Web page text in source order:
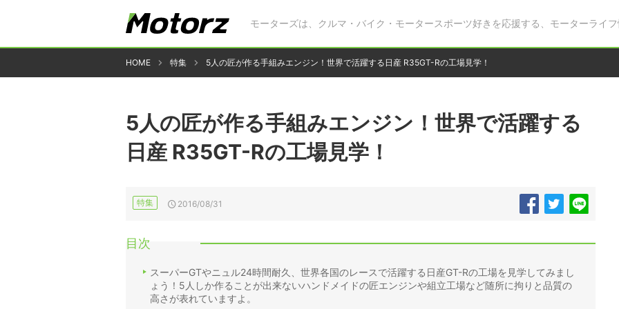
モーターズは、クルマ・バイク・モータースポーツ好きを応援する、モーターライフ
HOME 特集 5人の匠が作る手組みエンジン！世界で活躍する日産 R35GT-Rの工場見学！
5人の匠が作る手組みエンジン！世界で活躍する
日産 R35GT-Rの工場見学！
特集 2016/08/31
目次
スーパーGTやニュル24時間耐久、世界各国のレースで活躍する日産GT-Rの工場を見学してみまし
ょう！5人しか作ることが出来ないハンドメイドの匠エンジンや組立工場など随所に拘りと品質の
高さが表れていますよ。